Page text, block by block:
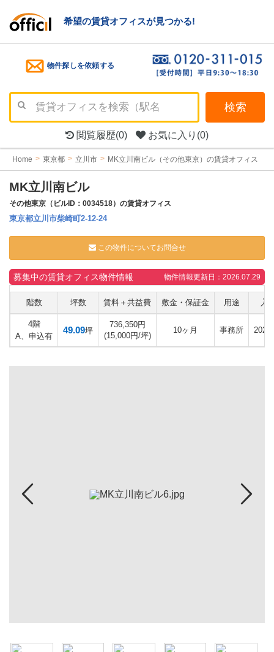
希望の賃貸オフィスが見つかる!
物件探しを依頼する
検索
閲覧履歴(0) お気に入り (0)
Home 東京都 立川市 MK立川南ビル（その他東京）の賃貸オフィス
MK立川南ビル
その他東京（ビルID：0034518）の賃貸オフィス
東京都立川市柴崎町2-12-24
この物件についてお問合せ
募集中の賃貸オフィス物件情報 物件情報更新日：2026.07.29
階数 坪数 賃料＋共益費 敷金・保証金 用途 入
4階
A、申込有
49.09坪
736,350円
(15,000円/坪)
10ヶ月 事務所 2026